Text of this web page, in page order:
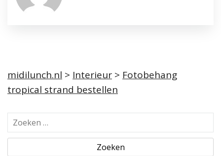
midilunch.nl > Interieur > Fotobehang
tropical strand bestellen
o